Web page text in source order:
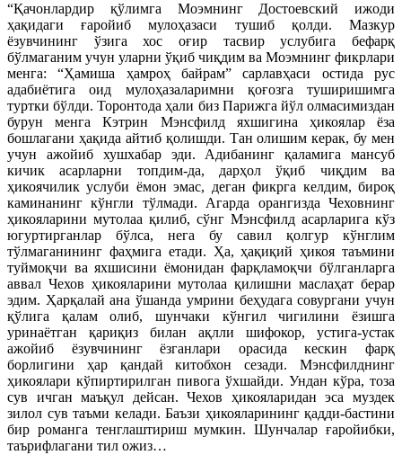
“Қачонлардир қўлимга Моэмнинг Достоевский ижоди
ҳақидаги ғаройиб мулоҳазаси тушиб қолди. Мазкур
ёзувчининг ўзига хос оғир тасвир услубига бефарқ
бўлмаганим учун уларни ўқиб чиқдим ва Моэмнинг фикрлари
менга: “Ҳамиша ҳамроҳ байрам” сарлавҳаси остида рус
адабиётига оид мулоҳазаларимни қоғозга туширишимга
туртки бўлди. Торонтода ҳали биз Парижга йўл олмасимиздан
бурун менга Кэтрин Мэнсфилд яхшигина ҳикоялар ёза
бошлагани ҳақида айтиб қолишди. Тан олишим керак, бу мен
учун ажойиб хушхабар эди. Адибанинг қаламига мансуб
кичик асарларни топдим-да, дарҳол ўқиб чиқдим ва
ҳикоячилик услуби ёмон эмас, деган фикрга келдим, бироқ
каминанинг кўнгли тўлмади. Агарда орангизда Чеховнинг
ҳикояларини мутолаа қилиб, сўнг Мэнсфилд асарларига кўз
югуртирганлар бўлса, нега бу савил қолгур кўнглим
тўлмаганининг фаҳмига етади. Ҳа, ҳақиқий ҳикоя таъмини
туймоқчи ва яхшисини ёмонидан фарқламоқчи бўлганларга
аввал Чехов ҳикояларини мутолаа қилишни маслаҳат берар
эдим. Ҳарқалай ана ўшанда умрини беҳудага совургани учун
қўлига қалам олиб, шунчаки кўнгил чигилини ёзишга
уринаётган қариқиз билан ақлли шифокор, устига-устак
ажойиб ёзувчининг ёзганлари орасида кескин фарқ
борлигини ҳар қандай китобхон сезади. Мэнсфилд­нинг
ҳикоялари кўпиртирилган пивога ўхшайди. Ундан кўра, тоза
сув ичган маъқул дейсан. Чехов ҳикояларидан эса муздек
зилол сув таъми келади. Баъзи ҳикояларининг қадди-бастини
бир романга тенглаштириш мумкин. Шунчалар ғаройибки,
таърифлагани тил ожиз…